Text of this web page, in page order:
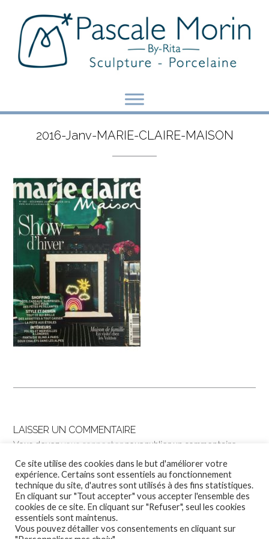
content
2016-Janv-MARIE-CLAIRE-MAISON
LAISSER UN COMMENTAIRE
Vous devezvous connecter pour publier un commentaire.
Ce site utilise des cookies dans le but d'améliorer votre
expérience. Certains sont essentiels au fonctionnement
technique du site, d'autres sont utilisés à des fins statistiques.
En cliquant sur "Tout accepter" vous accepter l'ensemble des
cookies de ce site. En cliquant sur "Refuser", seul les cookies
essentiels sont maintenus.
Vous pouvez détailler vos consentements en cliquant sur